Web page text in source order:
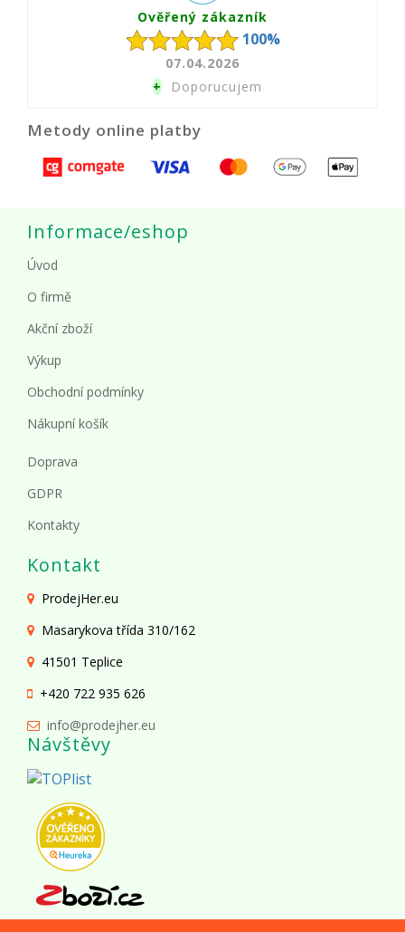
Ověřený zákazník
100%
07.04.2026
+Doporucujem
Metody online platby
Informace/eshop
Úvod
O firmě
Akční zboží
Výkup
Obchodní podmínky
Nákupní košík
Doprava
GDPR
Kontakty
Kontakt
ProdejHer.eu
Masarykova třída 310/162
41501 Teplice
+420 722 935 626
info@prodejher.eu
Návštěvy